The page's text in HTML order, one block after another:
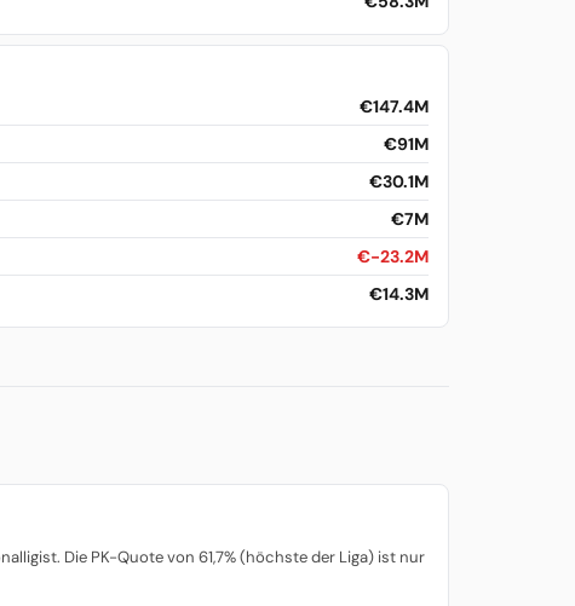
€147.4M
€91M
€30.1M
€7M
€-23.2M
€14.3M
Die PK-Quote von 61,7% (höchste der Liga) ist nur